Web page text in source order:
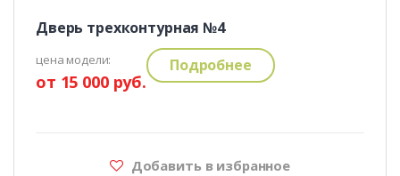
Дверь трехконтурная №4
цена модели:
от 15 000 руб.
Подробнее
Добавить в избранное